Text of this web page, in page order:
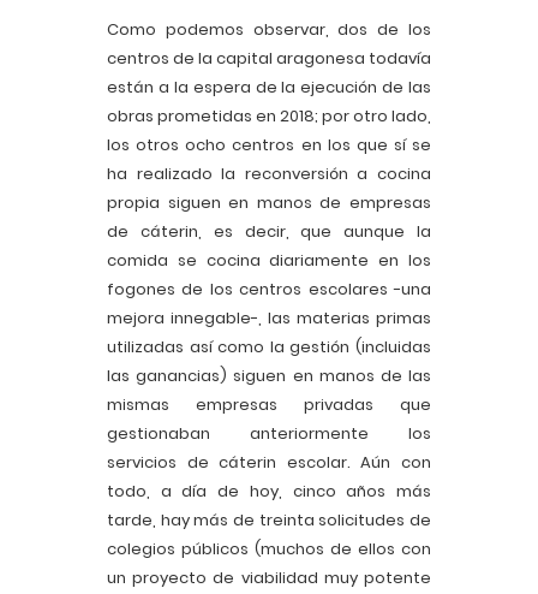
Como podemos observar, dos de los
centros de la capital aragonesa todavía
están a la espera de la ejecución de las
obras prometidas en 2018; por otro lado,
los otros ocho centros en los que sí se
ha realizado la reconversión a cocina
propia siguen en manos de empresas
de cáterin, es decir, que aunque la
comida se cocina diariamente en los
fogones de los centros escolares -una
mejora innegable-, las materias primas
utilizadas así como la gestión (incluidas
las ganancias) siguen en manos de las
mismas empresas privadas que
gestionaban anteriormente los
servicios de cáterin escolar. Aún con
todo, a día de hoy, cinco años más
tarde, hay más de treinta solicitudes de
colegios públicos (muchos de ellos con
un proyecto de viabilidad muy potente